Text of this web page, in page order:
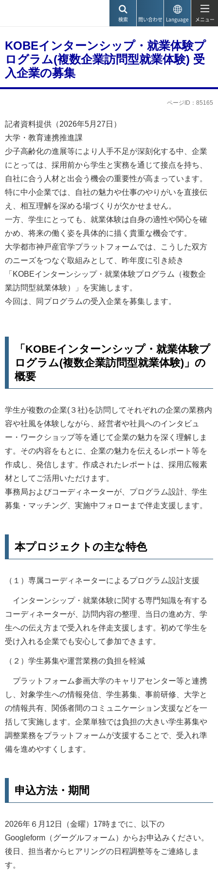
検索 問い合わせ Language メニュー
KOBEインターンシップ・就業体験プ
ログラム(複数企業訪問型就業体験) 受
入企業の募集
ページID：85165
記者資料提供（2026年5月27日）
大学・教育連携推進課
少子高齢化の進展等により人手不足が深刻化する中、企業
にとっては、採用前から学生と実務を通じて接点を持ち、
自社に合う人材と出会う機会の重要性が高まっています。
特に中小企業では、自社の魅力や仕事のやりがいを直接伝
え、相互理解を深める場づくりが欠かせません。
一方、学生にとっても、就業体験は自身の適性や関心を確
かめ、将来の働く姿を具体的に描く貴重な機会です。
大学都市神戸産官学プラットフォームでは、こうした双方
のニーズをつなぐ取組みとして、昨年度に引き続き
「KOBEインターンシップ・就業体験プログラム（複数企
業訪問型就業体験）」を実施します。
今回は、同プログラムの受入企業を募集します。
「KOBEインターンシップ・就業体験プ
ログラム(複数企業訪問型就業体験)」の
概要
学生が複数の企業(３社)を訪問してそれぞれの企業の業務内
容や社風を体験しながら、経営者や社員へのインタビュ
ー・ワークショップ等を通じて企業の魅力を深く理解しま
す。その内容をもとに、企業の魅力を伝えるレポート等を
作成し、発信します。作成されたレポートは、採用広報素
材としてご活用いただけます。
事務局およびコーディネーターが、プログラム設計、学生
募集・マッチング、実施中フォローまで伴走支援します。
本プロジェクトの主な特色
（１）専属コーディネーターによるプログラム設計支援
インターンシップ・就業体験に関する専門知識を有する
コーディネーターが、訪問内容の整理、当日の進め方、学
生への伝え方まで受入れを伴走支援します。初めて学生を
受け入れる企業でも安心して参加できます。
（２）学生募集や運営業務の負担を軽減
プラットフォーム参画大学のキャリアセンター等と連携
し、対象学生への情報発信、学生募集、事前研修、大学と
の情報共有、関係者間のコミュニケーション支援などを一
括して実施します。企業単独では負担の大きい学生募集や
調整業務をプラットフォームが支援することで、受入れ準
備を進めやすくします。
申込方法・期間
2026年６月12日（金曜）17時までに、以下の
Googleform（グーグルフォーム）からお申込みください。
後日、担当者からヒアリングの日程調整等をご連絡しま
す。